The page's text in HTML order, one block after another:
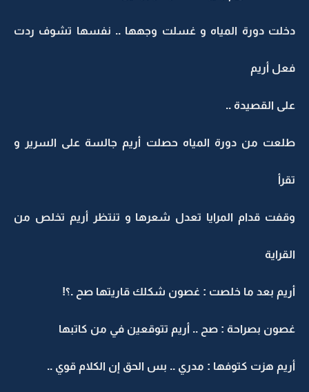
دخلت دورة المياه و غسلت وجهها .. نفسها تشوف ردت
فعل أريم
على القصيدة ..
طلعت من دورة المياه حصلت أريم جالسة على السرير و
تقرأ
وقفت قدام المرايا تعدل شعرها و تنتظر أريم تخلص من
القراية
أريم بعد ما خلصت : غصون شكلك قاريتها صح .؟!
غصون بصراحة : صح .. أريم تتوقعين في من كاتبها
أريم هزت كتوفها : مدري .. بس الحق إن الكلام قوي ..